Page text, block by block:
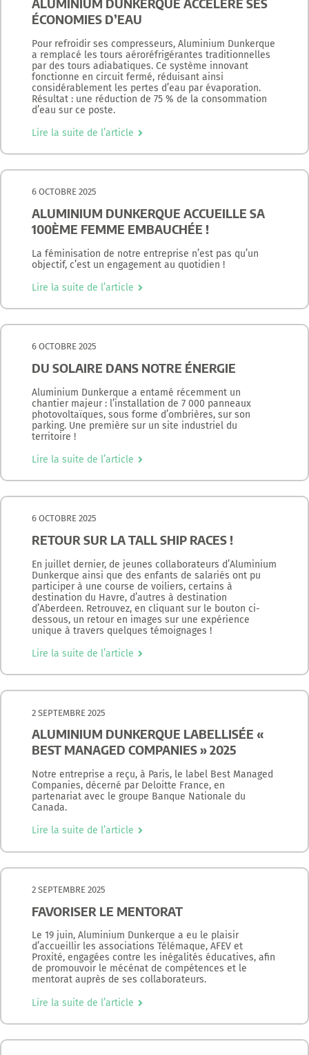
ÉCONOMIES D’EAU
Pour refroidir ses compresseurs, Aluminium Dunkerque
a remplacé les tours aéroréfrigérantes traditionnelles
par des tours adiabatiques. Ce système innovant
fonctionne en circuit fermé, réduisant ainsi
considérablement les pertes d’eau par évaporation.
Résultat : une réduction de 75 % de la consommation
d’eau sur ce poste.
Lire la suite de l’article
6 OCTOBRE 2025
ALUMINIUM DUNKERQUE ACCUEILLE SA
100ÈME FEMME EMBAUCHÉE !
La féminisation de notre entreprise n’est pas qu’un
objectif, c’est un engagement au quotidien !
Lire la suite de l’article
6 OCTOBRE 2025
DU SOLAIRE DANS NOTRE ÉNERGIE
Aluminium Dunkerque a entamé récemment un
chantier majeur : l’installation de 7 000 panneaux
photovoltaïques, sous forme d’ombrières, sur son
parking. Une première sur un site industriel du
territoire !
Lire la suite de l’article
6 OCTOBRE 2025
RETOUR SUR LA TALL SHIP RACES !
En juillet dernier, de jeunes collaborateurs d’Aluminium
Dunkerque ainsi que des enfants de salariés ont pu
participer à une course de voiliers, certains à
destination du Havre, d’autres à destination
d’Aberdeen. Retrouvez, en cliquant sur le bouton ci-
dessous, un retour en images sur une expérience
unique à travers quelques témoignages !
Lire la suite de l’article
2 SEPTEMBRE 2025
ALUMINIUM DUNKERQUE LABELLISÉE «
BEST MANAGED COMPANIES » 2025
Notre entreprise a reçu, à Paris, le label Best Managed
Companies, décerné par Deloitte France, en
partenariat avec le groupe Banque Nationale du
Canada.
Lire la suite de l’article
2 SEPTEMBRE 2025
FAVORISER LE MENTORAT
Le 19 juin, Aluminium Dunkerque a eu le plaisir
d’accueillir les associations Télémaque, AFEV et
Proxité, engagées contre les inégalités éducatives, afin
de promouvoir le mécénat de compétences et le
mentorat auprès de ses collaborateurs.
Lire la suite de l’article